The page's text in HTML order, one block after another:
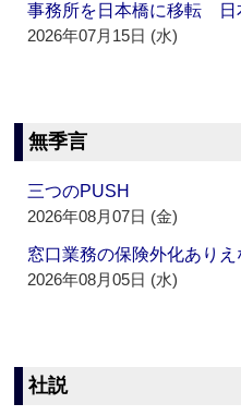
事務所を日本橋に移転 日
2026年07月15日 (水)
無季言
三つのPUSH
2026年08月07日 (金)
窓口業務の保険外化ありえ
2026年08月05日 (水)
社説